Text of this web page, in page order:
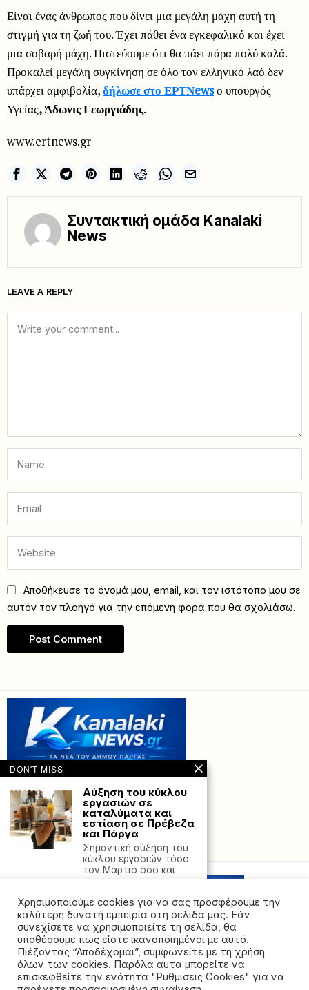
Είναι ένας άνθρωπος που δίνει μια μεγάλη μάχη αυτή τη
στιγμή για τη ζωή του. Έχει πάθει ένα εγκεφαλικό και έχει
μια σοβαρή μάχη. Πιστεύουμε ότι θα πάει πάρα πολύ καλά.
Προκαλεί μεγάλη συγκίνηση σε όλο τον ελληνικό λαό δεν
υπάρχει αμφιβολία,δήλωσε στο ΕΡΤΝewsο υπουργός
Υγείας, Άδωνις Γεωργιάδης.
www.ertnews.gr
Συντακτική ομάδα Kanalaki
News
LEAVE A REPLY
Αποθήκευσε το όνομά μου, email, και τον ιστότοπο μου σε
αυτόν τον πλοηγό για την επόμενη φορά που θα σχολιάσω.
Powered with by Hostville”)
©2026 - All rights reserved. Απαγορεύεται ρητά η
αναδημοσίευση χωρίς προηγούμενη έγγραφη άδεια
Χρησιμοποιούμε cookies για να σας προσφέρουμε την
καλύτερη δυνατή εμπειρία στη σελίδα μας. Εάν
συνεχίσετε να χρησιμοποιείτε τη σελίδα, θα
υποθέσουμε πως είστε ικανοποιημένοι με αυτό.
Πιέζοντας “Αποδέχομαι”, συμφωνείτε με τη χρήση
όλων των cookies. Παρόλα αυτα μπορείτε να
επισκεφθείτε την ενότητα "Ρυθμίσεις Cookies" για να
DON'T MISS
Αύξηση του κύκλου
εργασιών σε
καταλύματα και
εστίαση σε Πρέβεζα
και Πάργα
Σημαντική αύξηση του
κύκλου εργασιών τόσο
τον Μάρτιο όσο και
Ζαχαριάς – Φέρνει
στα ταμεία του
δήμου Πάργας
2.180.000€ για την
αναβάθμιση του
δικτύου ύδρευσης
Ο Νίκος Ζαχαριάς
αποδεικνύεται